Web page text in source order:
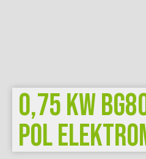
0,75 KW
Pol